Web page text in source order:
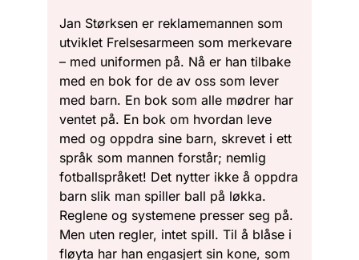
Jan Størksen er reklamemannen som
utviklet Frelsesarmeen som merkevare
– med uniformen på. Nå er han tilbake
med en bok for de av oss som lever
med barn. En bok som alle mødrer har
ventet på. En bok om hvordan leve
med og oppdra sine barn, skrevet i ett
språk som mannen forstår; nemlig
fotballspråket! Det nytter ikke å oppdra
barn slik man spiller ball på løkka.
Reglene og systemene presser seg på.
Men uten regler, intet spill. Til å blåse i
fløyta har han engasjert sin kone, som